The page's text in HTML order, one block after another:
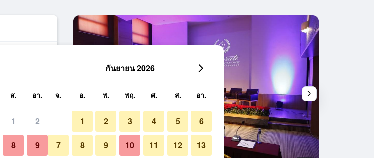
ส. อา.
1 2
8 9
กันยายน 2026
จ. อ. พ. พฤ. ศ. ส. อา.
1 2 3 4 5 6
7 8 9 10 11 12 13